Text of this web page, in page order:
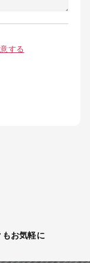
する
お気軽に